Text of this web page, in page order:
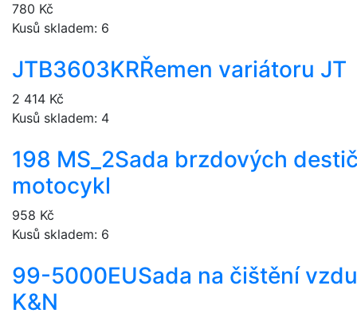
780 Kč
Kusů skladem: 6
JTB3603KRŘemen variátoru JT
2 414 Kč
Kusů skladem: 4
198 MS_2Sada brzdových
motocykl
958 Kč
Kusů skladem: 6
99-5000EUSada na čištění
K&N